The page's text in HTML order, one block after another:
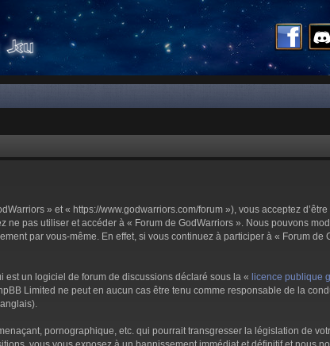
» et « https://www.godwarriors.com/forum »), vous acceptez
pas utiliser et accéder à « Forum de GodWarriors ». Nous pouvons
par vous-même. En effet, si vous continuez à participer à « Forum
un logiciel de forum de discussions déclaré sous la « licence publique
Limited ne peut en aucun cas être tenu comme responsable de la
pornographique, etc. qui pourrait transgresser la législation de